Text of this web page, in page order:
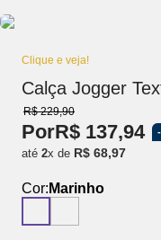
Clique e veja!
Calça Jogger
R$ 229,90
PorR$ 137,94 -
até 2x de R$ 68,97
Cor: Marinho